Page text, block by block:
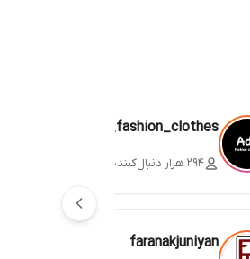
ado_fashion_clothes
۲۹۴ هزار دنبال‌کننده
faranakjuniyan